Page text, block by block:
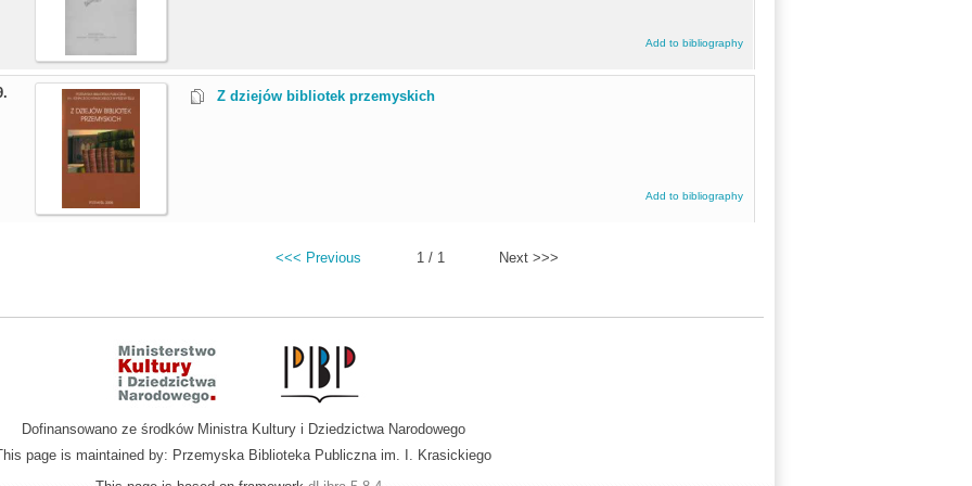
Add to bibliography
Z dziejów bibliotek przemyskich
Add to bibliography
<<< Previous 1 / 1 Next >>>
Dofinansowano ze środków Ministra Kultury i Dziedzictwa Narodowego
page is maintained by: Przemyska Biblioteka Publiczna im. I. Krasickiego